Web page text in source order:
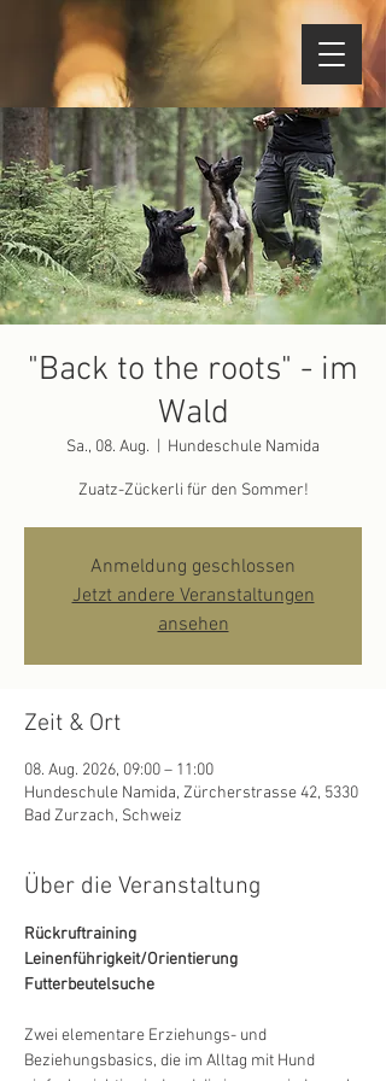
"Back to the roots" - im
Wald
Sa., 08. Aug. Hundeschule Namida
Zuatz-Zückerli für den Sommer!
Anmeldung geschlossen
Jetzt andere Veranstaltungen
ansehen
Zeit & Ort
08. Aug. 2026, 09:00 – 11:00
Hundeschule Namida, Zürcherstrasse 42, 5330
Bad Zurzach, Schweiz
Über die Veranstaltung
Rückruftraining
Leinenführigkeit/Orientierung
Futterbeutelsuche
Zwei elementare Erziehungs- und
Beziehungsbasics, die im Alltag mit Hund